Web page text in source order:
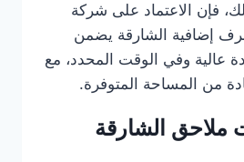
فإن الاعتماد على شركة
إضافية الشارقة يضمن
عالية وفي الوقت المحدد، مع
من المساحة المتوفرة.
ملاحق الشارقة